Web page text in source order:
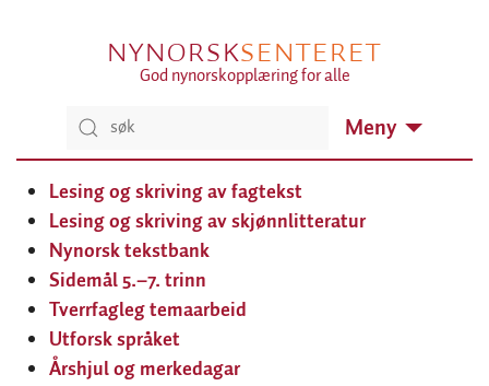
NYNORSKSENTERET
God nynorskopplæring for alle
Meny
Lesing og skriving av fagtekst
Lesing og skriving av skjønnlitteratur
Nynorsk tekstbank
Sidemål 5.–7. trinn
Tverrfagleg temaarbeid
Utforsk språket
Årshjul og merkedagar